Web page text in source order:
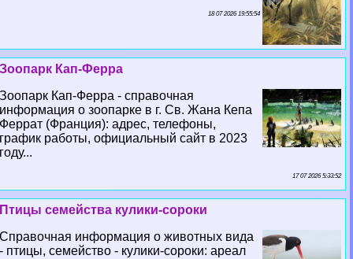
18 07 2026 19:55:54
Зоопарк Кап-Ферра
Зоопарк Кап-Ферра - справочная
информация о зоопарке в г. Св. Жана Кепа
Феррат (Франция): адрес, телефоны,
график работы, официальный сайт в 2023
году...
17 07 2026 5:33:52
Птицы семейства кулики-сороки
Справочная информация о животных вида
- птицы, семейство - кулики-сороки: ареал